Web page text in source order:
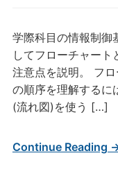
学際科目の情報制御
してフローチャー
注意点を説明。 フ
の順序を理解するに
(流れ図)を使う […]
Continue Reading